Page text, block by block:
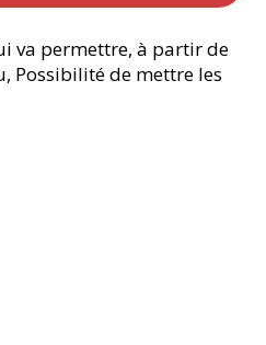
va permettre, à partir de
Possibilité de mettre les